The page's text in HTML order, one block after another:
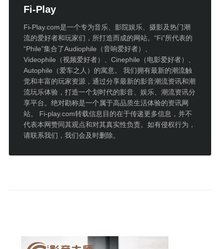
Fi-Play
Fi-Play.com是一个专为音乐、影院娱乐、摄影及热门潮
流的爱好者和玩家们，所打造而成的网站。“Fi”所代表的
“Phile”集合了Audiophile（音响爱好者）、
Videophile（视频爱好者）、Cinephile（电影爱好者）、
Autophile（爱车之人）的寓意。 我们拥有最新的潮流触
觉和丰富的玩家资源，通过分享最新的影音潮流资讯和潮
流玩乐体验，打造一个划时代的影音、娱乐、潮流资讯分
享平台。绝对勘称是一个属于高品质生活体验的资讯网
站。 Fi-play.com转载信息目的在于传递更多信息，并不
代表本网赞同其观点和对其真实性负责。如有侵权行为，
请联系我们，我们会及时删除。